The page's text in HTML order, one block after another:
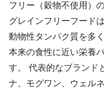
フリー（穀物不使用）
グレインフリーフード
動物性タンパク質を多
本来の食性に近い栄養
す。 代表的なブランド
ナ、モグワン、ウェル